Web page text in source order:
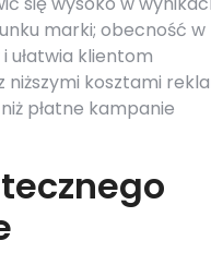
marki; obecność w
ułatwia klientom
niższymi kosztami
płatne kampanie